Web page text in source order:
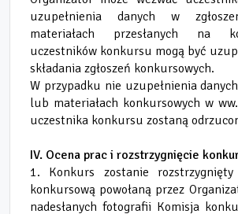
uzupełnienia danych w
materiałach przesłanych na
uczestników konkursu mogą być
składania zgłoszeń konkursowych.
W przypadku nie uzupełnienia
lub materiałach konkursowych w
uczestnika konkursu zostaną
IV. Ocena prac i rozstrzygnięcie
1. Konkurs zostanie
konkursową powołaną przez
nadesłanych fotografii Komisja